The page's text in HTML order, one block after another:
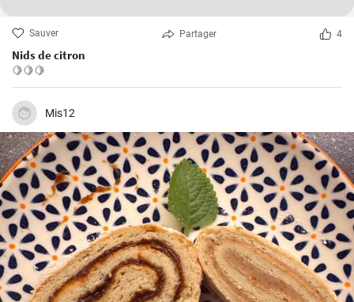
Sauver Partager 4
Nids de citron
🍋🍋🍋
Mis12